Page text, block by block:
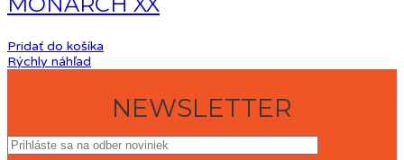
Pridať do košíka
Rýchly náhľad
NEWSLETTER